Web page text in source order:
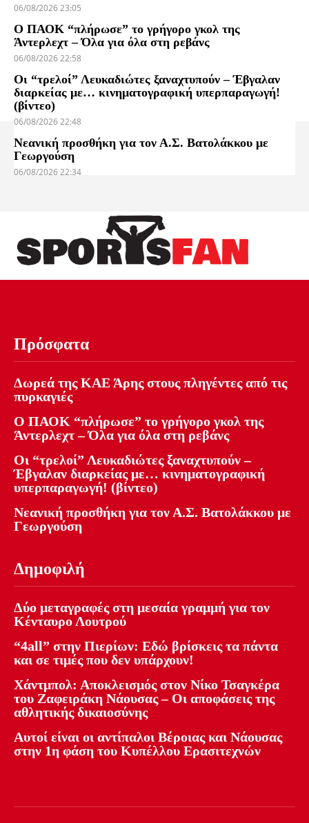
06/08/2026 23:05
Ο ΠΑΟΚ “πλήρωσε” το γρήγορο γκολ της
Άντερλεχτ – Όλα για όλα στη ρεβάνς
06/08/2026 22:58
Οι “τρελοί” Λευκαδιώτες ξαναχτυπούν – Έβγαλαν
διαρκείας με… κινηματογραφική υπερπαραγωγή!
(βίντεο)
06/08/2026 22:48
Νεανική προσθήκη για τον Α.Σ. Βατολάκκου με
Γεωργούση
06/08/2026 22:34
Πρόσφατα
Δωρεά της ΚΑΕ Άρης στους πληγέντες από τις
πυρκαγιές
Ο ΠΑΟΚ “πλήρωσε” το γρήγορο γκολ της
Άντερλεχτ – Όλα για όλα στη ρεβάνς
Οι “τρελοί” Λευκαδιώτες ξαναχτυπούν –
Έβγαλαν διαρκείας με… κινηματογραφική
υπερπαραγωγή! (βίντεο)
Νεανική προσθήκη για τον Α.Σ. Βατολάκκου με
Γεωργούση
Δημοφιλή
Δύο μεταγραφές στη μεσαία γραμμή για τον
Κένταυρο Λουτρού
“4all” στην Πιερίων: Εδώ βρίσκεις τα πάντα
και σε τιμές που δεν υπάρχουν!
Χάντμπολ: Αποκλεισμός στον Νίκο Τσαγκέρα
του Ζαφειράκη Νάουσας – Οι αποφάσεις της
αθλητικής δικαιοσύνης
Αυτοί είναι οι αντίπαλοι Βέροιας και Νάουσας
στην 1η φάση του Κυπέλλου Ερασιτεχνών